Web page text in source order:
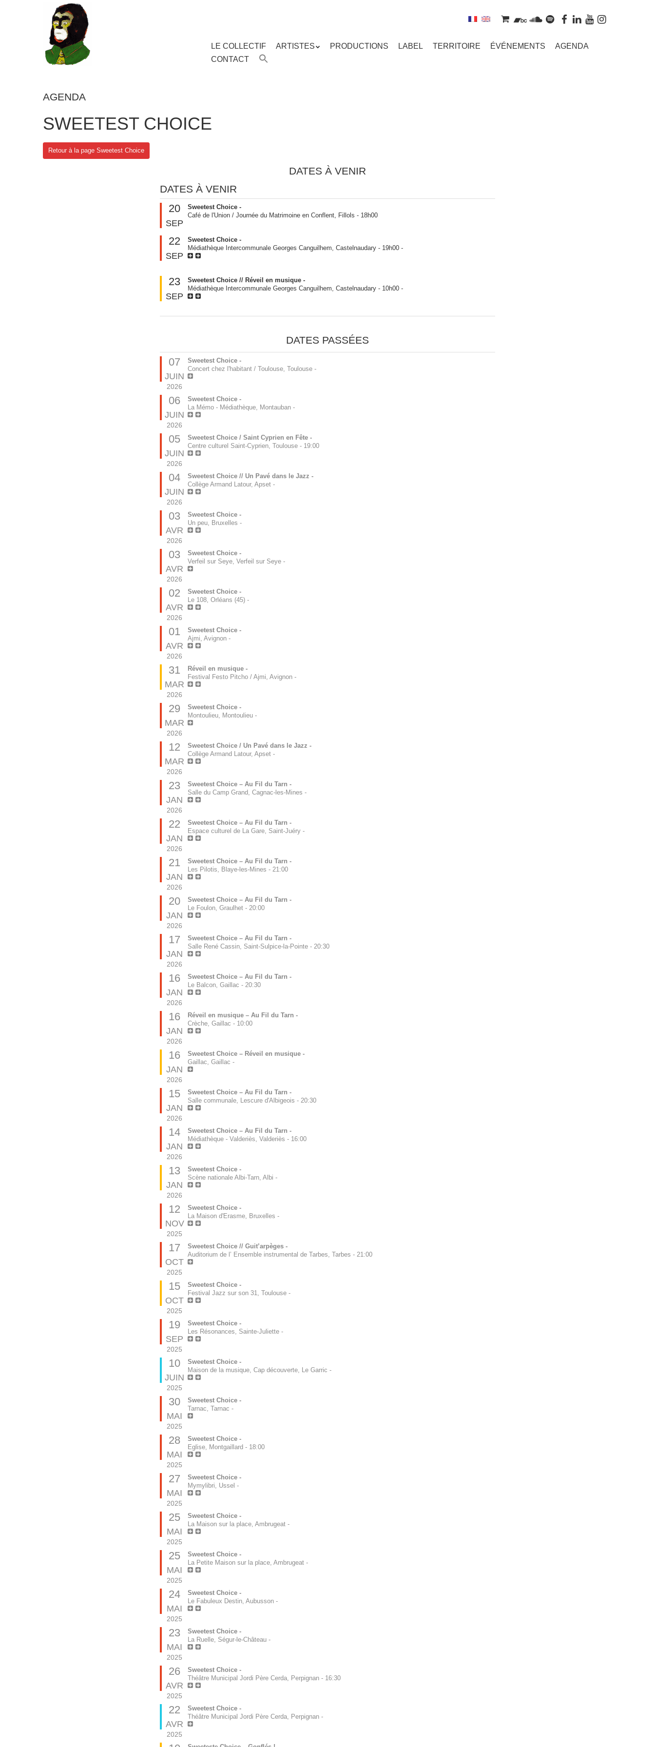
MENU
Aller
contenu
LE COLLECTIF ARTISTES PRODUCTIONS LABEL TERRITOIRE ÉVÉNEMENTS
AGENDA
CONTACT
AGENDA
SWEETEST CHOICE
Retour à la page Sweetest Choice
DATES À VENIR
DATES À VENIR
20
SEP
Sweetest Choice -
Café de l'Union / Journée du Matrimoine en Conflent, Fillols - 18h00
22
SEP
Sweetest Choice -
Médiathèque Intercommunale Georges Canguilhem, Castelnaudary - 19h00 -
23
SEP
Sweetest Choice // Réveil en musique -
Médiathèque Intercommunale Georges Canguilhem, Castelnaudary - 10h00 -
DATES PASSÉES
07
JUIN
2026
Sweetest Choice -
Concert chez l'habitant / Toulouse, Toulouse -
06
JUIN
2026
Sweetest Choice -
La Mémo - Médiathèque, Montauban -
05
JUIN
2026
Sweetest Choice / Saint Cyprien en Fête -
Centre culturel Saint-Cyprien, Toulouse - 19:00
04
JUIN
2026
Sweetest Choice // Un Pavé dans le Jazz -
Collège Armand Latour, Apset -
03
AVR
2026
Sweetest Choice -
Un peu, Bruxelles -
03
AVR
2026
Sweetest Choice -
Verfeil sur Seye, Verfeil sur Seye -
02
AVR
2026
Sweetest Choice -
Le 108, Orléans (45) -
01
AVR
2026
Sweetest Choice -
Ajmi, Avignon -
31
MAR
2026
Réveil en musique -
Festival Festo Pitcho / Ajmi, Avignon -
29
MAR
2026
Sweetest Choice -
Montoulieu, Montoulieu -
12
MAR
2026
Sweetest Choice / Un Pavé dans le Jazz -
Collège Armand Latour, Apset -
23
JAN
2026
Sweetest Choice – Au Fil du Tarn -
Salle du Camp Grand, Cagnac-les-Mines -
22
JAN
2026
Sweetest Choice – Au Fil du Tarn -
Espace culturel de La Gare, Saint-Juéry -
21
JAN
2026
Sweetest Choice – Au Fil du Tarn -
Les Pilotis, Blaye-les-Mines -21:00
20
JAN
2026
Sweetest Choice – Au Fil du Tarn -
Le Foulon, Graulhet -20:00
17
JAN
2026
Sweetest Choice – Au Fil du Tarn -
Salle René Cassin, Saint-Sulpice-la-Pointe -20:30
16
JAN
2026
Sweetest Choice – Au Fil du Tarn -
Le Balcon, Gaillac -20:30
16
JAN
2026
Réveil en musique – Au Fil du Tarn -
Crèche, Gaillac - 10:00
16
JAN
2026
Sweetest Choice – Réveil en musique -
Gaillac, Gaillac -
15
JAN
2026
Sweetest Choice – Au Fil du Tarn -
Salle communale, Lescure d'Albigeois -20:30
14
JAN
2026
Sweetest Choice – Au Fil du Tarn -
Médiathèque - Valderiès, Valderiès - 16:00
13
JAN
2026
Sweetest Choice -
Scène nationale Albi-Tarn, Albi -
12
NOV
2025
Sweetest Choice -
La Maison d'Erasme, Bruxelles -
17
OCT
2025
Sweetest Choice // Guit’arpèges -
Auditorium de l’ Ensemble instrumental de Tarbes, Tarbes -21:00
15
OCT
2025
Sweetest Choice -
Festival Jazz sur son 31, Toulouse -
19
SEP
2025
Sweetest Choice -
Les Résonances, Sainte-Juliette -
10
JUIN
2025
Sweetest Choice -
Maison de la musique, Cap découverte, Le Garric -
30
MAI
2025
Sweetest Choice -
Tarnac, Tarnac -
28
MAI
2025
Sweetest Choice -
Eglise, Montgaillard - 18:00
27
MAI
2025
Sweetest Choice -
Mymylibri, Ussel -
25
MAI
2025
Sweetest Choice -
La Maison sur la place, Ambrugeat -
25
MAI
2025
Sweetest Choice -
La Petite Maison sur la place, Ambrugeat -
24
MAI
2025
Sweetest Choice -
Le Fabuleux Destin, Aubusson -
23
MAI
2025
Sweetest Choice -
La Ruelle, Ségur-le-Château -
26
AVR
2025
Sweetest Choice -
Théâtre Municipal Jordi Père Cerda, Perpignan - 16:30
22
AVR
2025
Sweetest Choice -
Théâtre Municipal Jordi Père Cerda, Perpignan -